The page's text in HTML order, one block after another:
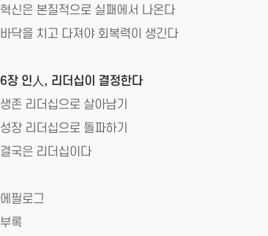
혁신은 본질적으로 실패에서 나온다
바닥을 치고 다져야 회복력이 생긴다
6장 인人, 리더십이 결정한다
생존 리더십으로 살아남기
성장 리더십으로 돌파하기
결국은 리더십이다
에필로그
부록